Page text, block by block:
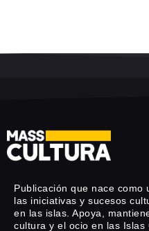
Publicación que nace como
las iniciativas y sucesos
en las islas. Apoya,
cultura y el ocio en las Islas